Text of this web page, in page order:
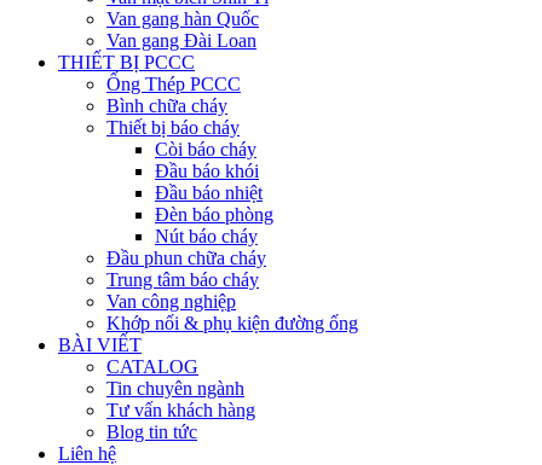
Van gang hàn Quốc
Van gang Đài Loan
THIẾT BỊ PCCC
Ống Thép PCCC
Bình chữa cháy
Thiết bị báo cháy
Còi báo cháy
Đầu báo khói
Đầu báo nhiệt
Đèn báo phòng
Nút báo cháy
Đầu phun chữa cháy
Trung tâm báo cháy
Van công nghiệp
Khớp nối & phụ kiện đường ống
BÀI VIẾT
CATALOG
Tin chuyên ngành
Tư vấn khách hàng
Blog tin tức
Liên hệ